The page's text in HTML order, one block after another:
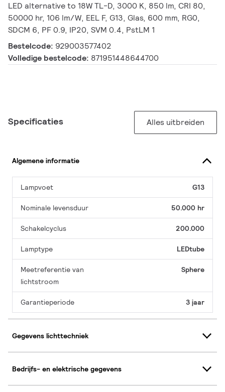
LED alternative to 18W TL-D, 3000 K, 850 lm, CRI 80,
50000 hr, 106 lm/W, EEL F, G13, Glas, 600 mm, RG0,
SDCM 6, PF 0.9, IP20, SVM 0.4, PstLM 1
Bestelcode: 929003577402
Volledige bestelcode: 871951448644700
Specificaties Alles uitbreiden
Algemene informatie
Lampvoet G13
Nominale levensduur 50.000 hr
Schakelcyclus 200.000
Lamptype LEDtube
Meetreferentie van
lichtstroom
Sphere
Garantieperiode 3 jaar
Gegevens lichttechniek
Bedrijfs- en elektrische gegevens